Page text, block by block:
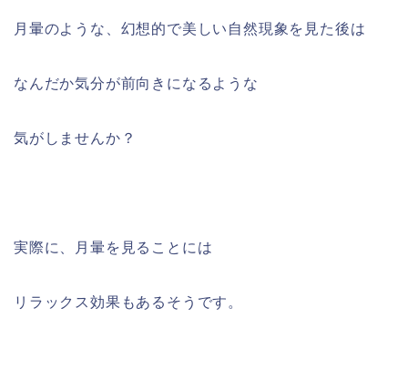
月暈のような、幻想的で美しい自然現象を見た後は
なんだか気分が前向きになるような
気がしませんか？
実際に、月暈を見ることには
リラックス効果もあるそうです。